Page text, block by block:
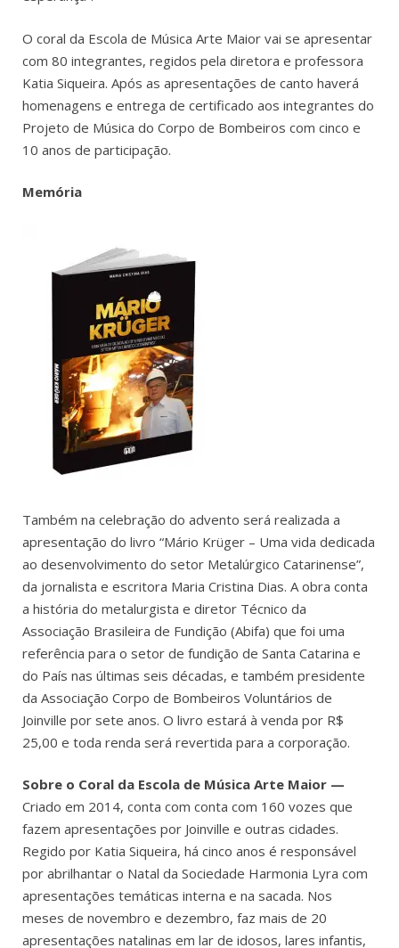
O coral da Escola de Música Arte Maior vai se apresentar
com 80 integrantes, regidos pela diretora e professora
Katia Siqueira. Após as apresentações de canto haverá
homenagens e entrega de certificado aos integrantes do
Projeto de Música do Corpo de Bombeiros com cinco e
10 anos de participação.
Memória
Também na celebração do advento será realizada a
apresentação do livro “Mário Krüger – Uma vida dedicada
ao desenvolvimento do setor Metalúrgico Catarinense”,
da jornalista e escritora Maria Cristina Dias. A obra conta
a história do metalurgista e diretor Técnico da
Associação Brasileira de Fundição (Abifa) que foi uma
referência para o setor de fundição de Santa Catarina e
do País nas últimas seis décadas, e também presidente
da Associação Corpo de Bombeiros Voluntários de
Joinville por sete anos. O livro estará à venda por R$
25,00 e toda renda será revertida para a corporação.
Sobre o Coral da Escola de Música Arte Maior —
Criado em 2014, conta com conta com 160 vozes que
fazem apresentações por Joinville e outras cidades.
Regido por Katia Siqueira, há cinco anos é responsável
por abrilhantar o Natal da Sociedade Harmonia Lyra com
apresentações temáticas interna e na sacada. Nos
meses de novembro e dezembro, faz mais de 20
apresentações natalinas em lar de idosos, lares infantis,